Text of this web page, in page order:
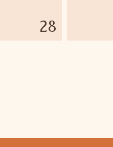
28